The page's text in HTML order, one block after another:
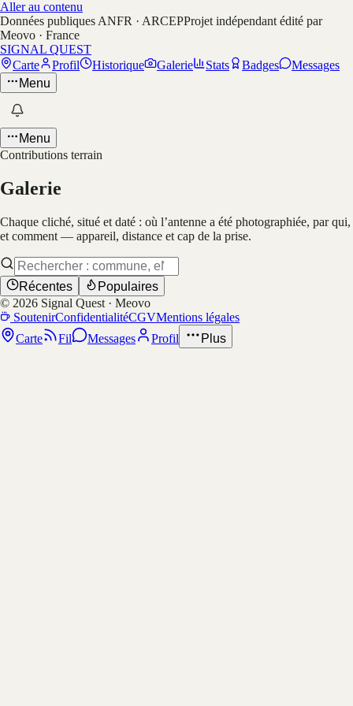
Aller au contenu
Données publiques ANFR · ARCEPProjet indépendant édité par
Meovo · France
SIGNAL QUEST
Carte
Profil Historique Galerie Stats Badges
Messages
Menu
Menu
Contributions terrain
Galerie
Chaque cliché, situé et daté : où l’antenne a été photographiée, par qui,
et comment — appareil, distance et cap de la prise.
Récentes
Populaires
© 2026 Signal Quest · Meovo
SoutenirConfidentialitéCGVMentions légales
Carte
Fil Messages Profil Plus